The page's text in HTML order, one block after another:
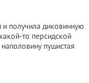
получила диковинную
то персидской
пушистая